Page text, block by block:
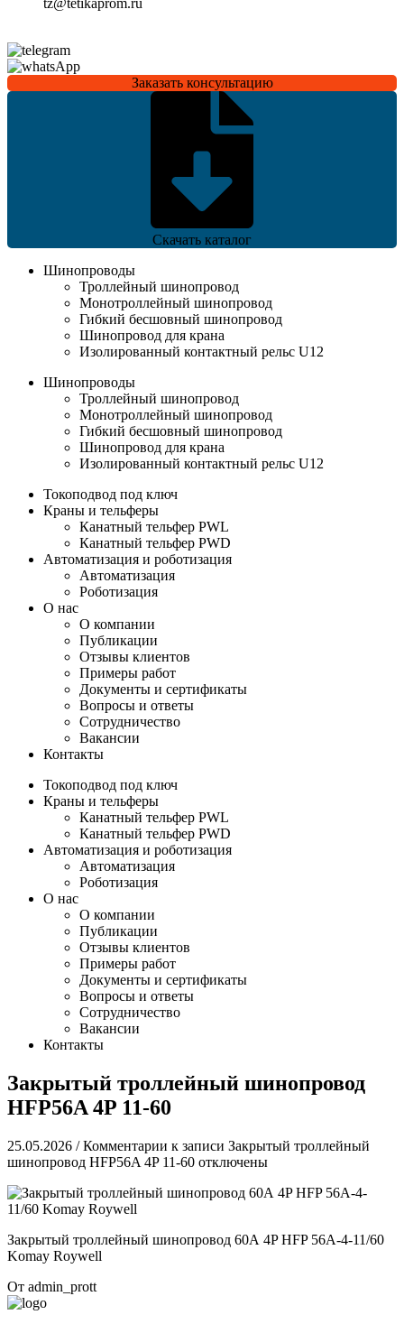
tz@tetikaprom.ru
Заказать консультацию
Скачать каталог
Шинопроводы
Троллейный шинопровод
Монотроллейный шинопровод
Гибкий бесшовный шинопровод
Шинопровод для крана
Изолированный контактный рельс U12
Шинопроводы
Троллейный шинопровод
Монотроллейный шинопровод
Гибкий бесшовный шинопровод
Шинопровод для крана
Изолированный контактный рельс U12
Токоподвод под ключ
Краны и тельферы
Канатный тельфер PWL
Канатный тельфер PWD
Автоматизация и роботизация
Автоматизация
Роботизация
О нас
О компании
Публикации
Отзывы клиентов
Примеры работ
Документы и сертификаты
Вопросы и ответы
Сотрудничество
Вакансии
Контакты
Токоподвод под ключ
Краны и тельферы
Канатный тельфер PWL
Канатный тельфер PWD
Автоматизация и роботизация
Автоматизация
Роботизация
О нас
О компании
Публикации
Отзывы клиентов
Примеры работ
Документы и сертификаты
Вопросы и ответы
Сотрудничество
Вакансии
Контакты
Закрытый троллейный шинопровод
HFP56A 4P 11-60
25.05.2026 / Комментарии к записи Закрытый троллейный
шинопровод HFP56A 4P 11-60 отключены
Закрытый троллейный шинопровод 60А 4P HFP 56A-4-11/60
Komay Roywell
От admin_prott